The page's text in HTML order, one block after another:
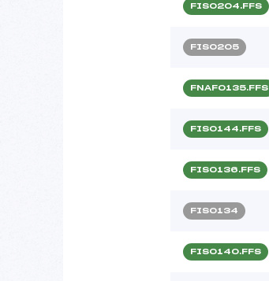
FIS0204.FFS
FIS0205
FNAF0135.FFS
FIS0144.FFS
FIS0136.FFS
FIS0134
FIS0140.FFS